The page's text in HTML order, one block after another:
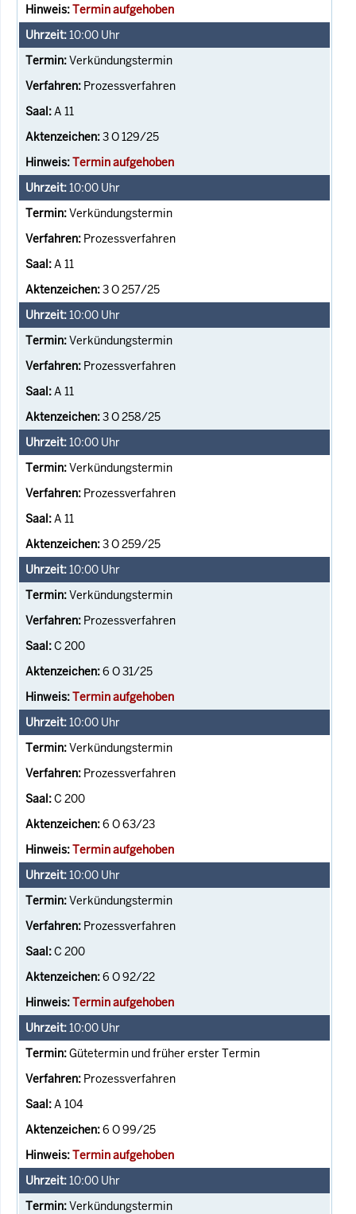
Termin aufgehoben
10:00 Uhr
Verkündungstermin
Prozessverfahren
A 11
3 O 129/25
Termin aufgehoben
10:00 Uhr
Verkündungstermin
Prozessverfahren
A 11
3 O 257/25
10:00 Uhr
Verkündungstermin
Prozessverfahren
A 11
3 O 258/25
10:00 Uhr
Verkündungstermin
Prozessverfahren
A 11
3 O 259/25
10:00 Uhr
Verkündungstermin
Prozessverfahren
C 200
6 O 31/25
Termin aufgehoben
10:00 Uhr
Verkündungstermin
Prozessverfahren
C 200
6 O 63/23
Termin aufgehoben
10:00 Uhr
Verkündungstermin
Prozessverfahren
C 200
6 O 92/22
Termin aufgehoben
10:00 Uhr
Gütetermin und früher erster Termin
Prozessverfahren
A 104
6 O 99/25
Termin aufgehoben
10:00 Uhr
Verkündungstermin